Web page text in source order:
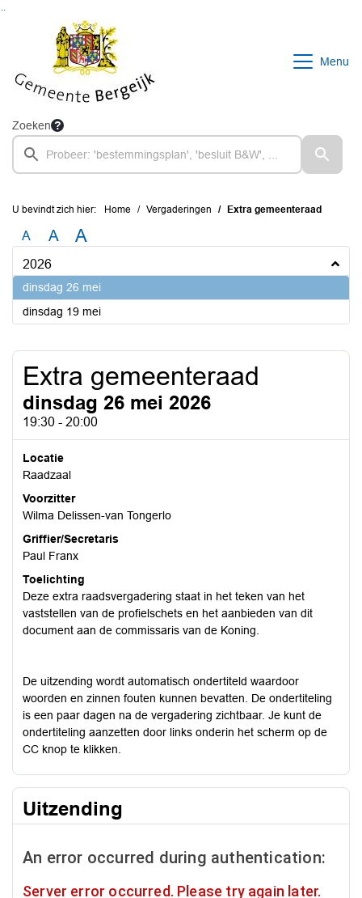
Ga naar de inhoud van deze pagina
Ga naar het zoeken
Menu
Zoeken
U bevindt zich hier: Home Vergaderingen Extra gemeenteraad
A A A
2026
dinsdag 26 mei
dinsdag 19 mei2026
Extra gemeenteraad
dinsdag 26 mei 2026
19:30 - 20:00
Locatie
Raadzaal
Voorzitter
Wilma Delissen-van Tongerlo
Griffier/Secretaris
Paul Franx
Toelichting
Deze extra raadsvergadering staat in het teken van het
vaststellen van de profielschets en het aanbieden van dit
document aan de commissaris van de Koning.
De uitzending wordt automatisch ondertiteld waardoor
woorden en zinnen fouten kunnen bevatten. De ondertiteling
is een paar dagen na de vergadering zichtbaar. Je kunt de
ondertiteling aanzetten door links onderin het scherm op de
CC knop te klikken.
Uitzending